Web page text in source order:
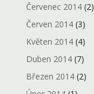
Červenec 2014(2)
Červen 2014(3)
Květen 2014(4)
Duben 2014(7)
Březen 2014(2)